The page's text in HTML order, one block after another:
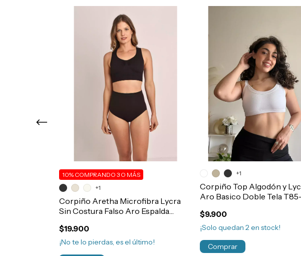
Corpiño Aretha Microfibra Lycra
Sin Costura Falso Aro Espalda
$19.900
10% COMPRANDO 3 O MÁS
¡No te lo pierdas, es el último!
+1
Corpiño Top Algodón y
Aro Basico Doble Tela T85-
$9.900
¡Solo quedan 2en stock!
+1
Comprar